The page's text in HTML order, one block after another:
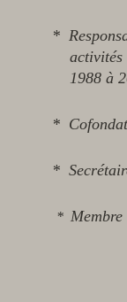
*
activités
1988 à
*
*
*